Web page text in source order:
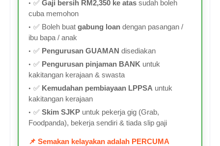
✅ Gaji bersih RM2,350 ke atas sudah boleh
cuba memohon
✅ Boleh buat gabung loan dengan pasangan /
ibu bapa / anak
✅ Pengurusan GUAMAN disediakan
✅ Pengurusan pinjaman BANK untuk
kakitangan kerajaan & swasta
✅ Kemudahan pembiayaan LPPSA untuk
kakitangan kerajaan
✅ Skim SJKP untuk pekerja gig (Grab,
Foodpanda), bekerja sendiri & tiada slip gaji
📌 Semakan kelayakan adalah PERCUMA